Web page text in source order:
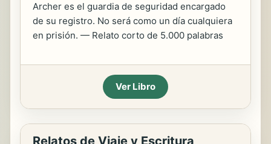
Archer es el guardia de seguridad encargado
de su registro. No será como un día cualquiera
en prisión. — Relato corto de 5.000 palabras
Ver Libro
Relatos de Viaje y Escritura